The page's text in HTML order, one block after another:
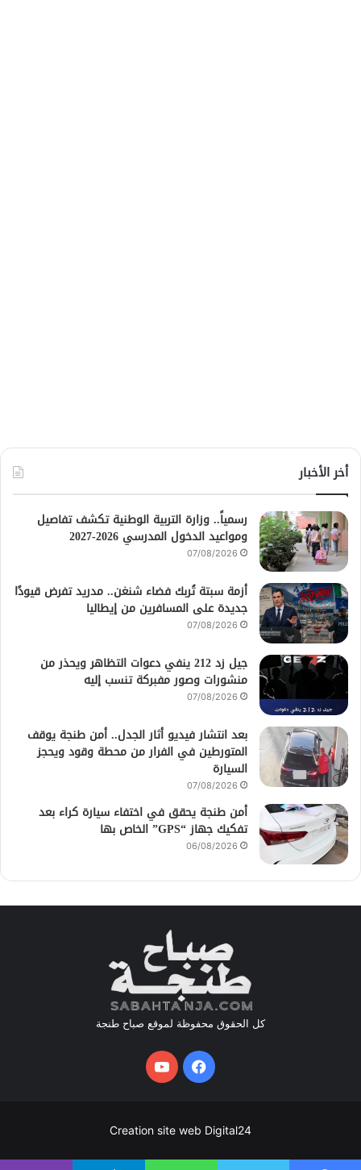
أخر الأخبار
رسمياً.. وزارة التربية الوطنية تكشف تفاصيل
ومواعيد الدخول المدرسي 2026-2027
07/08/2026
أزمة سبتة تُربك فضاء شنغن.. مدريد تفرض قيودًا
جديدة على المسافرين من إيطاليا
07/08/2026
جيل زد 212 ينفي دعوات التظاهر ويحذر من
منشورات وصور مفبركة تنسب إليه
07/08/2026
بعد انتشار فيديو أثار الجدل.. أمن طنجة يوقف
المتورطين في الفرار من محطة وقود ويحجز
السيارة
07/08/2026
أمن طنجة يحقق في اختفاء سيارة كراء بعد
تفكيك جهاز “GPS” الخاص بها
06/08/2026
كل الحقوق محفوظة لموقع صباح طنجة
فيسبوكيوتيوب
Creation site web Digital24